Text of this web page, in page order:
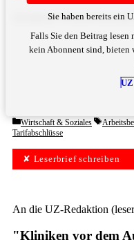
Sie haben bereits ein
Falls Sie den Beitrag
kein Abonnent sind, bieten
Categories
Wirtschaft & Soziales Tags
Tarifabschlüsse
✘ Leserbrief schreiben
An die UZ-Redaktion
"Kliniken vor dem